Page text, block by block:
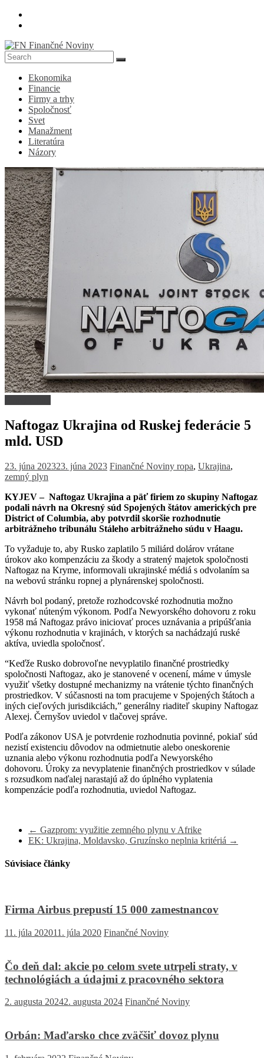
Skip
FN
Finančné
Noviny
Denník
ekonomike
spoločnosti
Ekonomika
Financie
Firmy a trhy
Spoločnosť
Svet
Manažment
Literatúra
Názory
Naftogaz Ukrajina od Ruskej federácie 5
mld. USD
23. júna 202323. júna 2023 Finančné Noviny ropa, Ukrajina,
zemný plyn
KYJEV – Naftogaz Ukrajina a päť firiem zo skupiny Naftogaz
podali návrh na Okresný súd Spojených štátov amerických pre
District of Columbia, aby potvrdil skoršie rozhodnutie
arbitrážneho tribunálu Stáleho arbitrážneho súdu v Haagu.
To vyžaduje to, aby Rusko zaplatilo 5 miliárd dolárov vrátane
úrokov ako kompenzáciu za škody a stratený majetok spoločnosti
Naftogaz na Kryme, informovali ukrajinské médiá s odvolaním sa
na webovú stránku ropnej a plynárenskej spoločnosti.
Návrh bol podaný, pretože rozhodcovské rozhodnutia možno
vykonať núteným výkonom. Podľa Newyorského dohovoru z roku
1958 má Naftogaz právo iniciovať proces uznávania a pripúšťania
výkonu rozhodnutia v krajinách, v ktorých sa nachádzajú ruské
aktíva, uviedla spoločnosť.
“Keďže Rusko dobrovoľne nevyplatilo finančné prostriedky
spoločnosti Naftogaz, ako je stanovené v ocenení, máme v úmysle
využiť všetky dostupné mechanizmy na vrátenie týchto finančných
prostriedkov. V súčasnosti na tom pracujeme v Spojených štátoch a
iných cieľových jurisdikciách,” generálny riaditeľ skupiny Naftogaz
Alexej. Černyšov uviedol v tlačovej správe.
Podľa zákonov USA je potvrdenie rozhodnutia povinné, pokiaľ súd
nezistí existenciu dôvodov na odmietnutie alebo oneskorenie
uznania alebo výkonu rozhodnutia podľa Newyorského
dohovoru. Úroky za nevyplatenie finančných prostriedkov v súlade
s rozsudkom naďalej narastajú až do úplného vyplatenia
kompenzácie podľa rozhodnutia, uviedol Naftogaz.
← Gazprom: využitie zemného plynu v Afrike
EK: Ukrajina, Moldavsko, Gruzínsko neplnia kritériá →
Súvisiace články
Firma Airbus prepustí 15 000 zamestnancov
11. júla 202011. júla 2020 Finančné Noviny
Čo deň dal: akcie po celom svete utrpeli straty, v
technológiách a údajmi z pracovného sektora
2. augusta 20242. augusta 2024 Finančné Noviny
Orbán: Maďarsko chce zväčšiť dovoz plynu